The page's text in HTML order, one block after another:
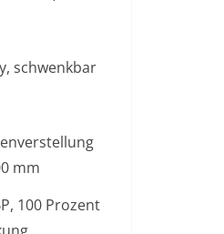
schwenkbar
mm
100 Prozent